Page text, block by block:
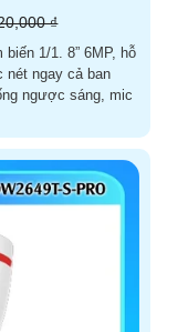
₫
1/1. 8” 6MP, hỗ
nét ngay cả ban